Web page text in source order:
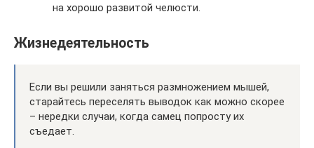
на хорошо развитой челюсти.
Жизнедеятельность
Если вы решили заняться размножением мышей,
старайтесь переселять выводок как можно скорее
– нередки случаи, когда самец попросту их
съедает.